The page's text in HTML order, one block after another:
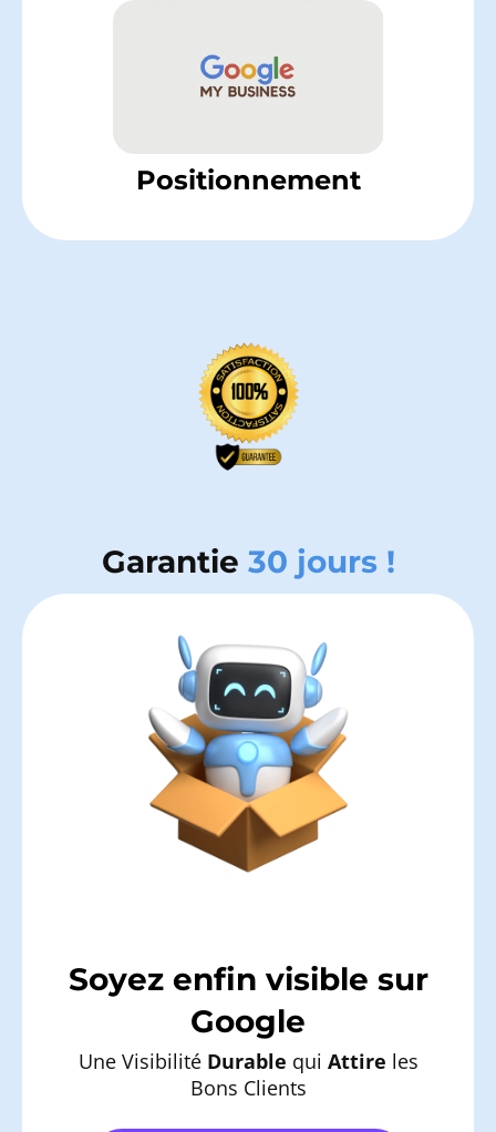
Positionnement
Garantie 30 jours !
Soyez enfin visible sur
Google
Une Visibilité Durable qui Attire les
Bons Clients